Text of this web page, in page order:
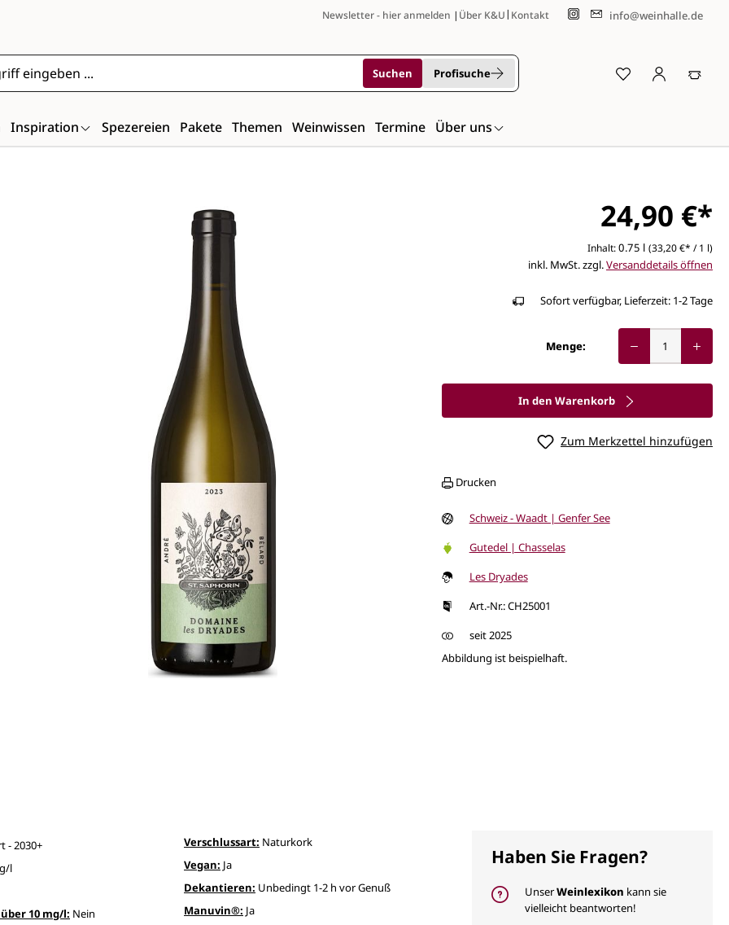
Newsletter - hier anmelden | Über K&U| Kontakt info@weinhalle.de
Suchen Profisuche
Inspiration Spezereien Pakete Themen Weinwissen Termine Über uns
24,90 €*
Inhalt:0.75 l (33,20 €* / 1 l)
inkl. MwSt. zzgl.Versanddetails öffnen
Sofort verfügbar, Lieferzeit: 1-2 Tage
Menge:
In den Warenkorb
Zum Merkzettel hinzufügen
Drucken
Schweiz - Waadt | Genfer See
Gutedel | Chasselas
Les Dryades
Art.-Nr.: CH25001
seit 2025
Abbildung ist beispielhaft.
- 2030+
l
10 mg/l: Nein
Verschlussart: Naturkork
Vegan: Ja
Dekantieren: Unbedingt 1-2 h vor Genuß
Manuvin®: Ja
Haben Sie Fragen?
UnserWeinlexikon kann sie
vielleicht beantworten!